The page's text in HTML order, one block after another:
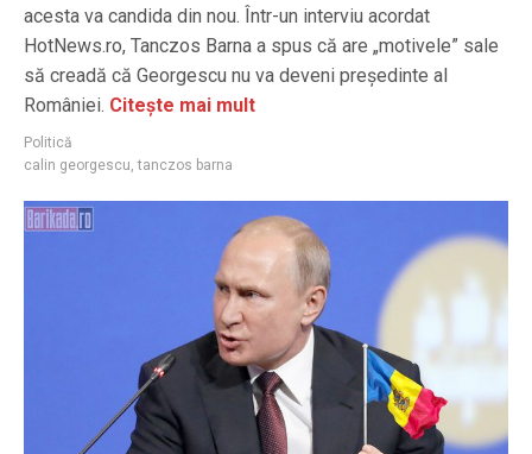
acesta va candida din nou. Într-un interviu acordat
HotNews.ro, Tanczos Barna a spus că are „motivele” sale
să creadă că Georgescu nu va deveni președinte al
României. Citește mai mult
Politică
calin georgescu,tanczos barna